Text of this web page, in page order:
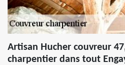
Artisan Hucher couvreur
charpentier dans tout